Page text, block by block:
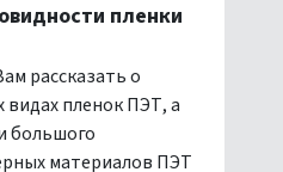
пленки
рассказать о
видах пленок ПЭТ, а
большого
материалов ПЭТ